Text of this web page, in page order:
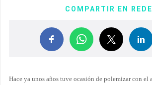
COMPARTIR EN
Hace ya unos años tuve ocasión de polemizar con el